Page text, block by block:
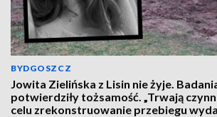
BYDGOSZCZ
Jowita Zielińska z Lisin nie żyje.
potwierdziły tożsamość. „Trwają
celu zrekonstruowanie przebiegu